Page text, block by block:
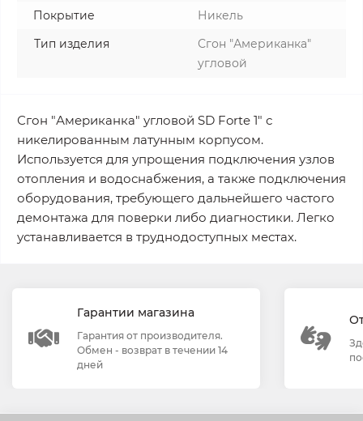
Покрытие
Никель
Тип изделия
Сгон "Американка"
угловой
Сгон "Американка" угловой SD Forte 1" с
никелированным латунным корпусом.
Используется для упрощения подключения узлов
отопления и водоснабжения, а также подключения
оборудования, требующего дальнейшего частого
демонтажа для поверки либо диагностики. Легко
устанавливается в труднодоступных местах.
Гарантии магазина
Гарантия от производителя.
Обмен - возврат в течении 14
дней